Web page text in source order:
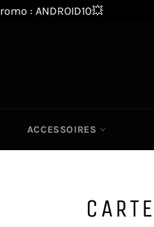
: ANDROID10💥
ACCESSOIRES